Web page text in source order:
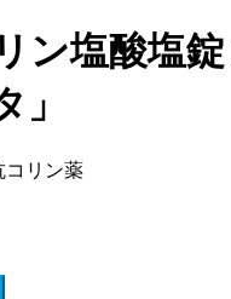
ン塩酸塩
」
コリン薬